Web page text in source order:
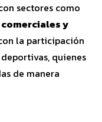
sectores como
y
la participación
quienes
de manera